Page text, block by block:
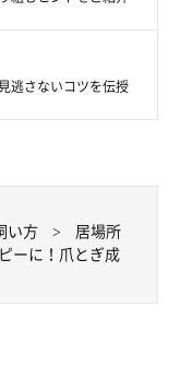
さんもハッピ
逃さないコツを伝授
い方
居場所
ーに！爪とぎ成